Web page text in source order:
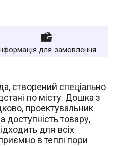
для замовлення
створений спеціально
по місту. Дошка з
проектувальник
доступність товару,
для всіх
в теплі пори